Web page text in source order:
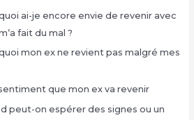
ai-je encore envie de revenir avec
fait du mal ?
mon ex ne revient pas malgré mes
que mon ex va revenir
peut-on espérer des signes ou un